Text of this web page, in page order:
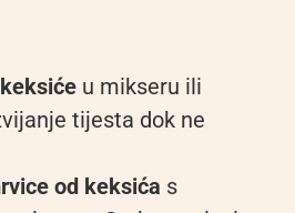
u mikseru ili
tijesta dok ne
od keksića s